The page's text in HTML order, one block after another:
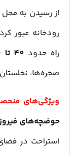
از رسیدن به
رودخانه عبور
راه حدود ۴۰ تا ۵۰ دقیقه پیاده‌روی
صخره‌ها،
ویژگی‌های
حوضچه‌های
استراحت در